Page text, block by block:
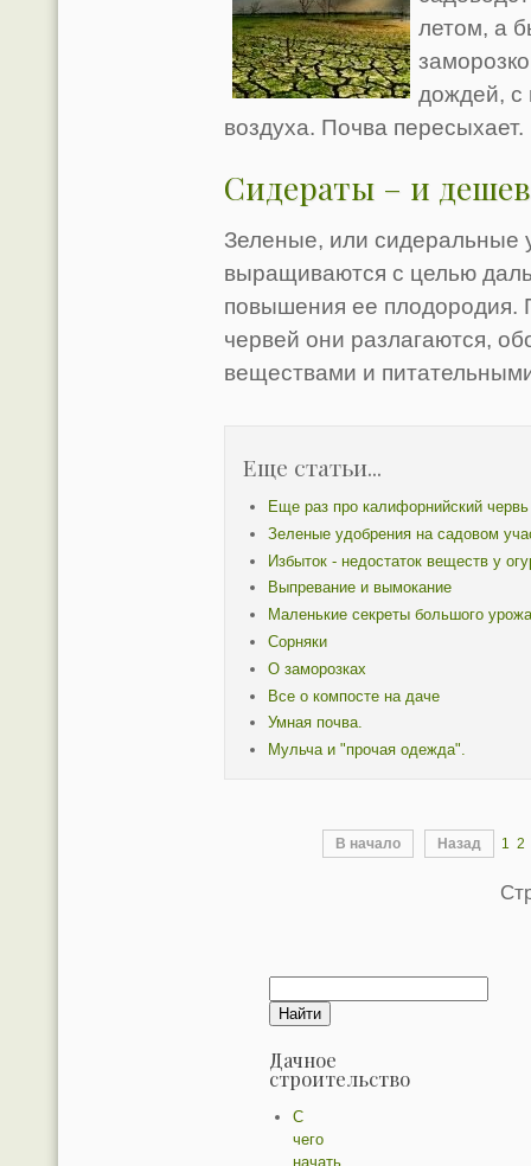
летом, а
дождей, с
воздуха. Почва пересыхает.
Сидераты – и
Зеленые, или сидеральные
выращиваются с целью
повышения ее плодородия.
червей они разлагаются,
веществами и
Еще статьи...
Еще раз про калифорнийский червь
Зеленые удобрения на садовом
Избыток - недостаток веществ у
Выпревание и вымокание
Маленькие секреты большого
Сорняки
О заморозках
Все о компосте на даче
Умная почва.
Мульча и "прочая одежда".
В начало Назад 1 2
Дачное
строительство
С
чего
начать